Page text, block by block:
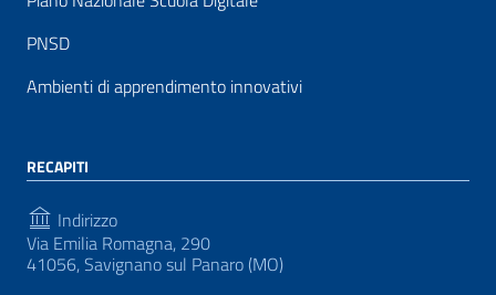
PNSD
Ambienti di apprendimento innovativi
RECAPITI
Indirizzo
Via Emilia Romagna, 290
41056, Savignano sul Panaro (MO)